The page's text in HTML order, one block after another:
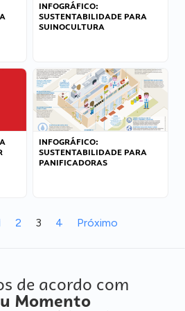
INFOGRÁFICO:
SUSTENTABILIDADE PARA
SUINOCULTURA
INFOGRÁFICO:
SUSTENTABILIDADE PARA
PANIFICADORAS
2 3 4 Próximo
de acordo com
Momento